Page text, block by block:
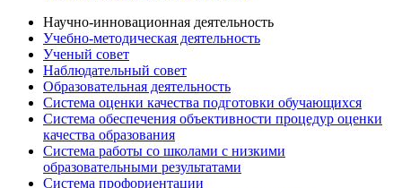
Научно-инновационная деятельность
Учебно-методическая деятельность
Ученый совет
Наблюдательный совет
Образовательная деятельность
Система оценки качества подготовки обучающихся
Система обеспечения объективности процедур оценки
качества образования
Система работы со школами с низкими
образовательными результатами
Система профориентации